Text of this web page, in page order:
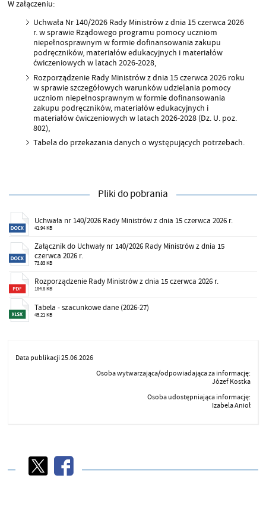
W załączeniu:
Uchwała Nr 140/2026 Rady Ministrów z dnia 15 czerwca 2026
r. w sprawie Rządowego programu pomocy uczniom
niepełnosprawnym w formie dofinansowania zakupu
podręczników, materiałów edukacyjnych i materiałów
ćwiczeniowych w latach 2026-2028,
Rozporządzenie Rady Ministrów z dnia 15 czerwca 2026 roku
w sprawie szczegółowych warunków udzielania pomocy
uczniom niepełnosprawnym w formie dofinansowania
zakupu podręczników, materiałów edukacyjnych i
materiałów ćwiczeniowych w latach 2026-2028 (Dz. U. poz.
802),
Tabela do przekazania danych o występujących potrzebach.
Pliki do pobrania
Uchwała nr 140/2026 Rady Ministrów z dnia 15 czerwca 2026 r.
41.94 KB
Załącznik do Uchwały nr 140/2026 Rady Ministrów z dnia 15
czerwca 2026 r.
73.83 KB
Rozporządzenie Rady Ministrów z dnia 15 czerwca 2026 r.
184.8 KB
Tabela - szacunkowe dane (2026-27)
45.21 KB
Data publikacji 25.06.2026
Osoba wytwarzająca/odpowiadająca za informację:
Józef Kostka
Osoba udostępniająca informację:
Izabela Anioł